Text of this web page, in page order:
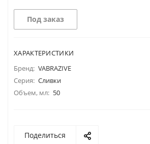
Под заказ
ХАРАКТЕРИСТИКИ
Бренд: VABRAZIVE
Серия: Сливки
Объем, мл: 50
Поделиться